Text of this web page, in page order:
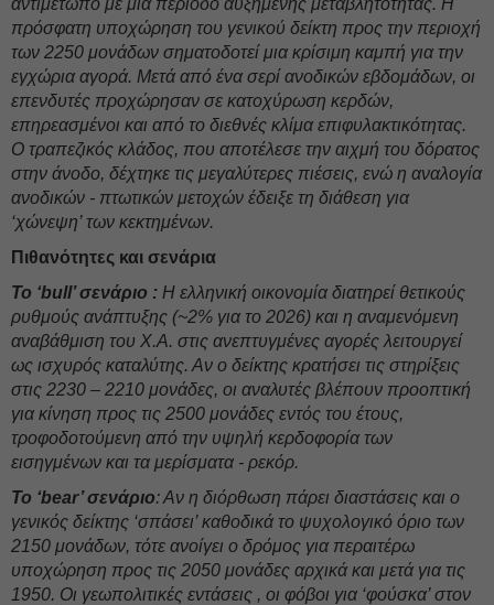
αντιμέτωπο με μια περίοδο αυξημένης μεταβλητότητας. Η
πρόσφατη υποχώρηση του γενικού δείκτη προς την περιοχή
των 2250 μονάδων σηματοδοτεί μια κρίσιμη καμπή για την
εγχώρια αγορά. Μετά από ένα σερί ανοδικών εβδομάδων, οι
επενδυτές προχώρησαν σε κατοχύρωση κερδών,
επηρεασμένοι και από το διεθνές κλίμα επιφυλακτικότητας.
Ο τραπεζικός κλάδος, που αποτέλεσε την αιχμή του δόρατος
στην άνοδο, δέχτηκε τις μεγαλύτερες πιέσεις, ενώ η αναλογία
ανοδικών - πτωτικών μετοχών έδειξε τη διάθεση για
‘χώνεψη’ των κεκτημένων.
Πιθανότητες και σενάρια
Το ‘bull’ σενάριο : Η ελληνική οικονομία διατηρεί θετικούς
ρυθμούς ανάπτυξης (~2% για το 2026) και η αναμενόμενη
αναβάθμιση του Χ.Α. στις ανεπτυγμένες αγορές λειτουργεί
ως ισχυρός καταλύτης. Αν ο δείκτης κρατήσει τις στηρίξεις
στις 2230 – 2210 μονάδες, οι αναλυτές βλέπουν προοπτική
για κίνηση προς τις 2500 μονάδες εντός του έτους,
τροφοδοτούμενη από την υψηλή κερδοφορία των
εισηγμένων και τα μερίσματα - ρεκόρ.
Το ‘bear’ σενάριο: Αν η διόρθωση πάρει διαστάσεις και ο
γενικός δείκτης ‘σπάσει’ καθοδικά το ψυχολογικό όριο των
2150 μονάδων, τότε ανοίγει ο δρόμος για περαιτέρω
υποχώρηση προς τις 2050 μονάδες αρχικά και μετά για τις
1950. Οι γεωπολιτικές εντάσεις , οι φόβοι για ‘φούσκα’ στον